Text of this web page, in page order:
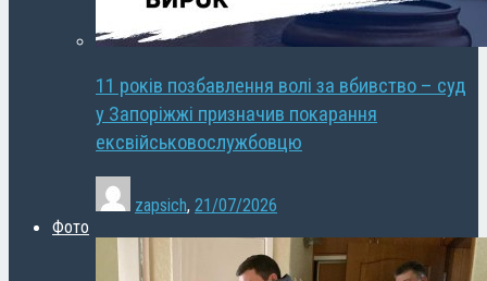
11 років позбавлення волі за вбивство – суд
у Запоріжжі призначив покарання
ексвійськовослужбовцю
zapsich, 21/07/2026
Фото